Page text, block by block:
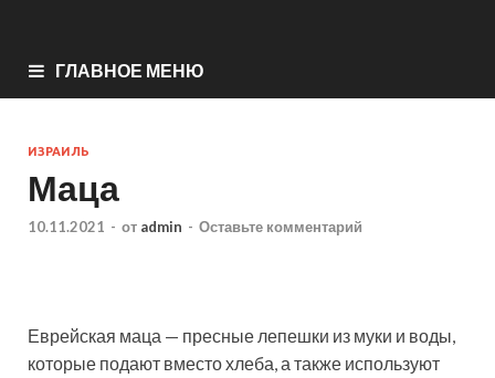
ГЛАВНОЕ МЕНЮ
ИЗРАИЛЬ
Маца
10.11.2021 - от admin - Оставьте комментарий
Еврейская маца — пресные лепешки из муки и воды,
которые подают вместо хлеба, а также используют